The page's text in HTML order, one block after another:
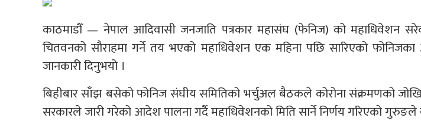
काठमाडौँ — नेपाल आदिवासी जनजाति पत्रकार महासंघ (फेनिज) को महाधिवेशन
चितवनको सौराहमा गर्ने तय भएको महाधिवेशन एक महिना पछि सारिएको
जानकारी दिनुभयो ।
बिहीबार साँझ बसेको फोनिज संघीय समितिको भर्चुअल बैठकले कोरोना संक्रमणको
सरकारले जारी गरेको आदेश पालना गर्दै महाधिवेशनको मिति सार्ने निर्णय गरिएको गुरुङले